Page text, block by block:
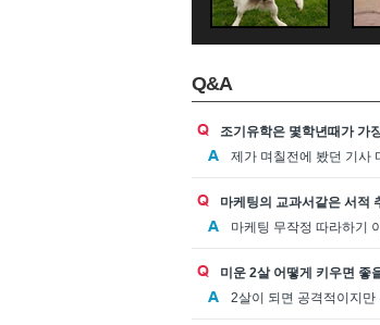
Q&A
조기유학은 몇학년때가 가
제가 며칠전에 봤던 기사
마케팅의 교과서같은 서적
마케팅 무작정 따라하기
미운 2살 어떻게 키우면 좋
2살이 되면 공격적이지